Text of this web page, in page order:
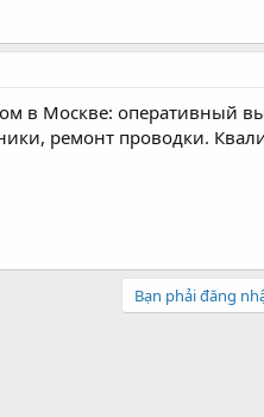
в Москве: оперативный
ремонт проводки.
Bạn phải đăng